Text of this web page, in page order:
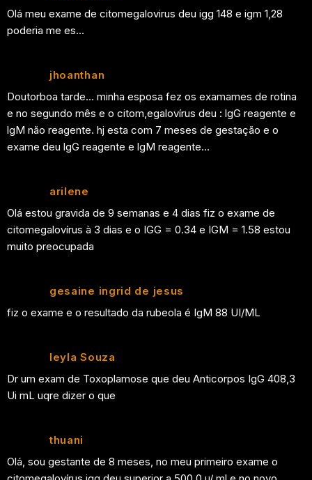
Olá meu exame de citomegalovirus deu igg 148 e igm 1,28
poderia me es…
jhoanthan
Doutorboa tarde… minha esposa fez os examames de rotina
e no segundo mês e o citom,egalovírus deu : lgG reagente e
lgM não reagente. hj esta com 7 meses de gestação e o
exame deu lgG reagente e lgM reagente…
arilene
Olá estou gravida de 9 semanas e 4 dias fiz o exame de
citomegalovírus à 3 dias e o IGG = 0.34 e IGM = 1.58 estou
muito preocupada
gesaine ingrid de jesus
fiz o exame e o resultado da rubeola é IgM 88 UI/ML
leyla Souza
Dr um exam de Toxoplamose que deu Anticorpos IgG 408,3
Ui mL uqre dizer o que
thuani
Olá, sou gestante de 8 meses, no meu primeiro exame o